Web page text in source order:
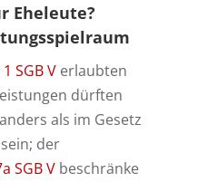
Eheleute?
SGB Verlaubten
dürften
als im Gesetz
der
SGB V beschränke